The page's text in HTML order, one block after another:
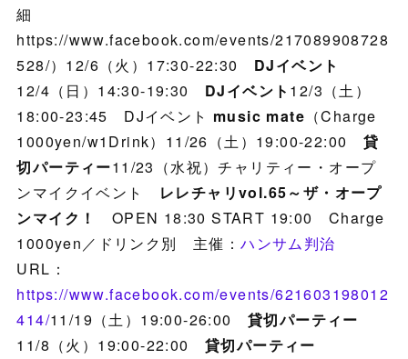
細
https://www.facebook.com/events/217089908728
528/）12/6（火）17:30-22:30 DJイベント
12/4（日）14:30-19:30 DJイベント 12/3（土）
18:00-23:45 DJイベント music mate （Charge
1000yen/w1Drink）11/26（土）19:00-22:00 貸
切パーティー11/23（水祝）チャリティー・オープ
ンマイクイベント レレチャリvol.65～ザ・オープ
ンマイク！
OPEN 18:30 START 19:00 Charge
1000yen／ドリンク別 主催：ハンサム判治
URL：
https://www.facebook.com/events/621603198012
414/11/19（土）19:00-26:00 貸切パーティー
11/8（火）19:00-22:00 貸切パーティー